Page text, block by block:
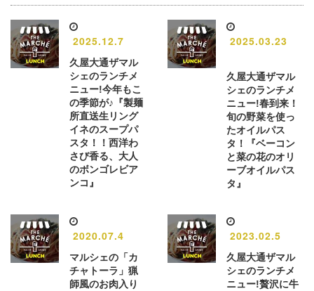
2025.12.7
久屋大通ザマル
シェのランチメ
ニュー!今年もこ
の季節が♪『製麺
所直送生リング
イネのスープパ
スタ！！西洋わ
さび香る、大人
のボンゴレビア
ンコ』
2025.03.23
久屋大通ザマル
シェのランチメ
ニュー!春到来！
旬の野菜を使っ
たオイルパス
タ！『ベーコン
と菜の花のオリ
ーブオイルパス
タ』
2020.07.4
マルシェの「カ
チャトーラ」猟
師風のお肉入り
2023.02.5
久屋大通ザマル
シェのランチメ
ニュー!贅沢に牛